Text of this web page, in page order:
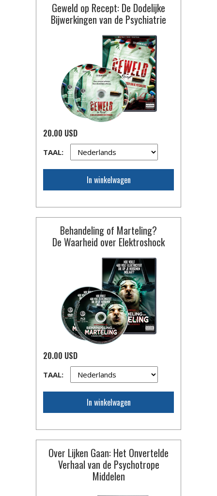
Geweld op Recept: De Dodelijke
Bijwerkingen van de Psychiatrie
20.00 USD
TAAL:
In winkelwagen
Behandeling of Marteling?
De Waarheid over Elektroshock
20.00 USD
TAAL:
In winkelwagen
Over Lijken Gaan: Het Onvertelde
Verhaal van de Psychotrope
Middelen